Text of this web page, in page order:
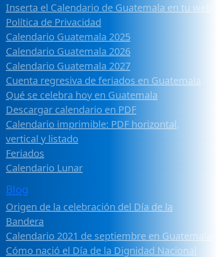
Inserta el Calendario de Guatemala en tu web
Política de Privacidad
Calendario Guatemala 2025
Calendario Guatemala 2026
Calendario Guatemala 2027
Cuenta regresiva de feriados en Guatemala
Qué se celebra hoy en Guatemala
Descargar calendario en PDF
Calendario imprimible: PDF horizontal,
vertical y listado
Feriados
Calendario Lunar
Blog
Origen de la celebración del Día de la
Bandera
Calendario 2021 de septiembre en Guatemala
Cómo nació el Día de la Dignidad Nacional